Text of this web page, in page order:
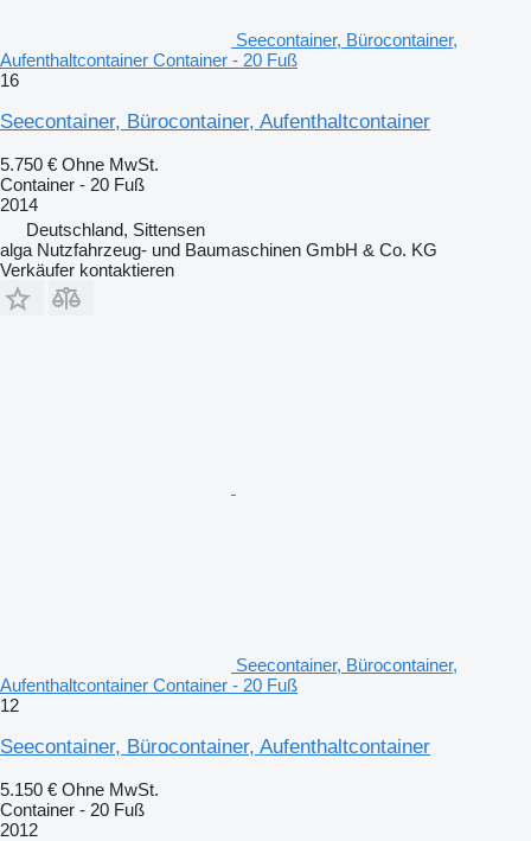
Seecontainer, Bürocontainer,
Aufenthaltcontainer Container - 20 Fuß
16
Seecontainer, Bürocontainer, Aufenthaltcontainer
5.750 € Ohne MwSt.
Container - 20 Fuß
2014
Deutschland, Sittensen
alga Nutzfahrzeug- und Baumaschinen GmbH & Co. KG
Verkäufer kontaktieren
Seecontainer, Bürocontainer,
Aufenthaltcontainer Container - 20 Fuß
12
Seecontainer, Bürocontainer, Aufenthaltcontainer
5.150 € Ohne MwSt.
Container - 20 Fuß
2012